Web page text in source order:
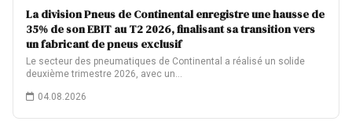
La division Pneus de Continental enregistre une hausse de
35% de son EBIT au T2 2026, finalisant sa transition vers
un fabricant de pneus exclusif
Le secteur des pneumatiques de Continental a réalisé un solide
deuxième trimestre 2026, avec un…
04.08.2026